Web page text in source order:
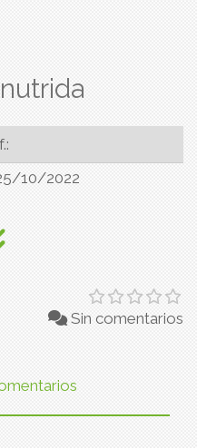
10/2022
Sin comentarios